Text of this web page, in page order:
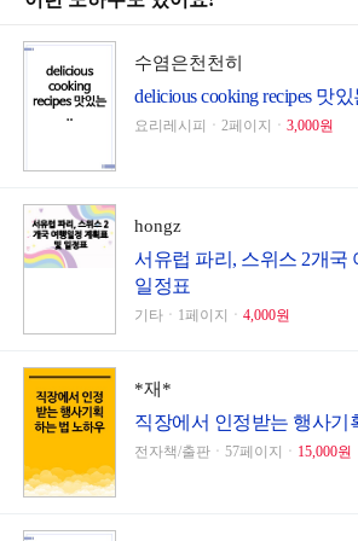
수염은천천히
delicious cooking recipes 맛
요리레시피ㆍ2페이지ㆍ 3,000원
hongz
서유럽 파리, 스위스 2개국
일정표
기타ㆍ1페이지ㆍ 4,000원
*재*
직장에서 인정받는 행사기
전자책/출판ㆍ57페이지ㆍ 15,000원